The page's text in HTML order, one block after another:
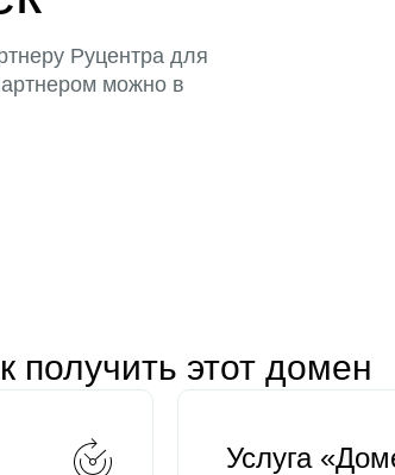
Руцентра для
можно в
получить этот домен
Услуга